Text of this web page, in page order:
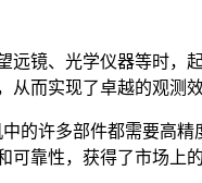
远镜、光学仪器等时，
而实现了卓越的观测效
的许多部件都需要高
靠性，获得了市场上的